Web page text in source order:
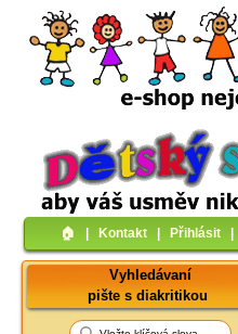
🏠︎ Kontakt Přihlásit
Vyhledávaní
pište s diakritikou